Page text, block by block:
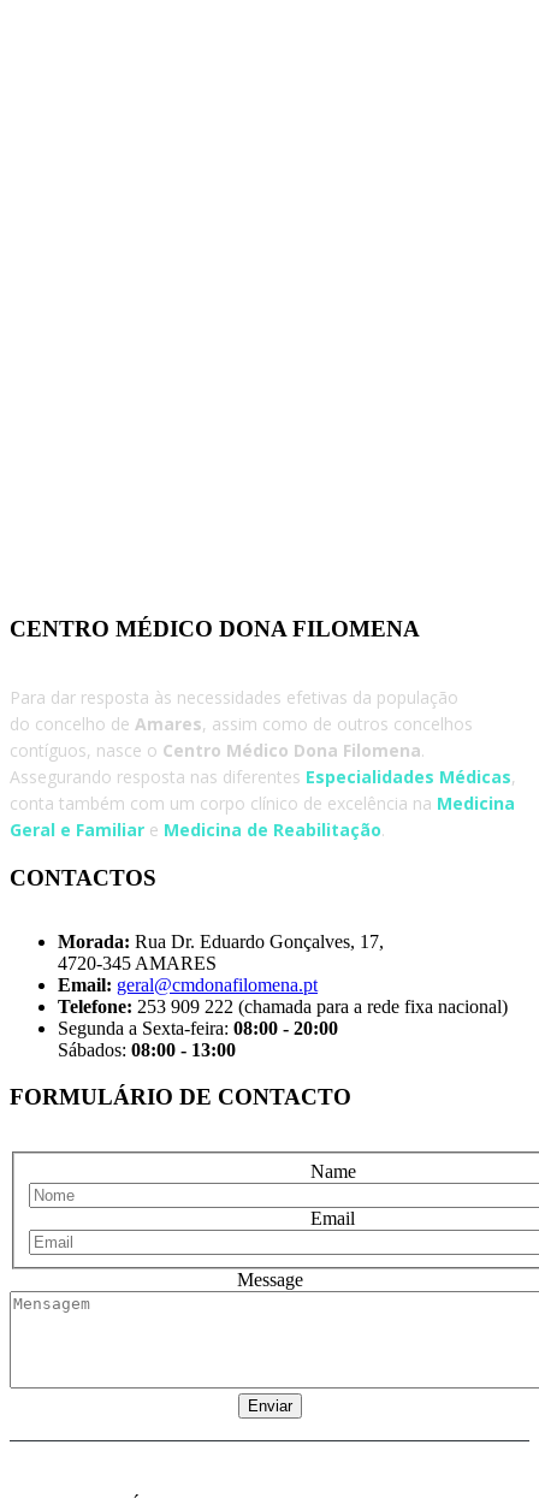
CENTRO MÉDICO DONA FILOMENA
Para dar resposta às necessidades efetivas da população
do concelho de Amares, assim como de outros concelhos
contíguos, nasce o Centro Médico Dona Filomena.
Assegurando resposta nas diferentes Especialidades Médicas,
conta também com um corpo clínico de excelência na Medicina
Geral e Familiar e Medicina de Reabilitação.
CONTACTOS
Morada: Rua Dr. Eduardo Gonçalves, 17,
4720-345 AMARES
Email: geral@cmdonafilomena.pt
Telefone: 253 909 222 (chamada para a rede fixa nacional)
Segunda a Sexta-feira: 08:00 - 20:00
Sábados: 08:00 - 13:00
FORMULÁRIO DE CONTACTO
Name
Email
Message